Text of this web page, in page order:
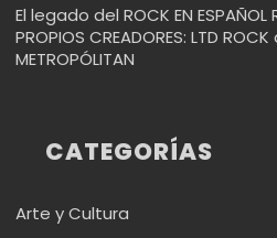
El legado del ROCK EN ESPAÑOL
PROPIOS CREADORES: LTD
METROPÓLITAN
CATEGORÍAS
Arte y Cultura